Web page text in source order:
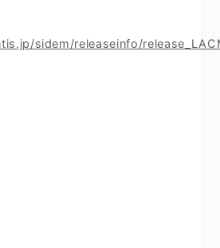
sidem/releaseinfo/